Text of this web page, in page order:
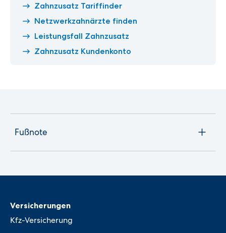
Zahnzusatz Tariffinder
Netzwerkzahnärzte finden
Leistungsfall Zahnzusatz
Zahnzusatz Kundenkonto
Fußnote
Versicherungen
Kfz-Versicherung